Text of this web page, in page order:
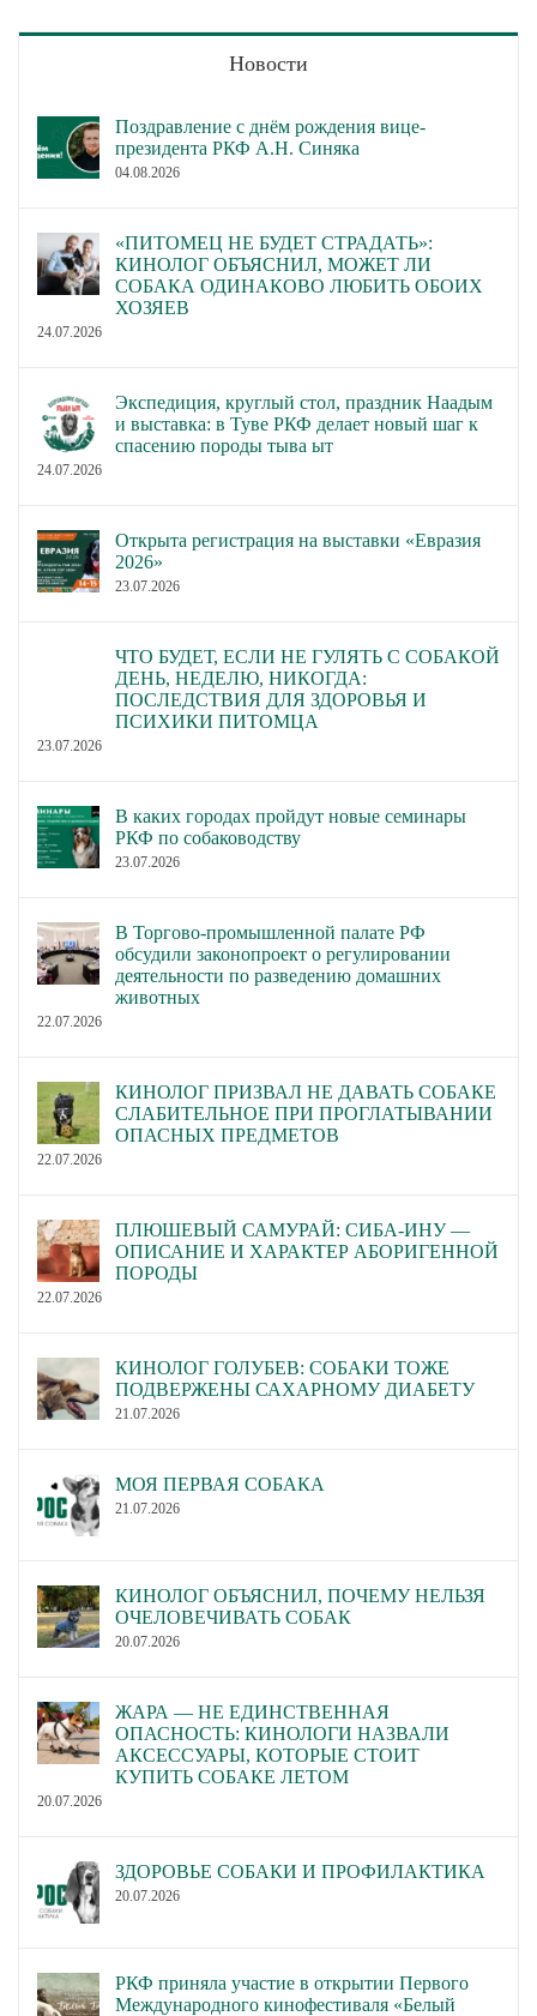
Новости
Поздравление с днём рождения вице-
президента РКФ А.Н. Синяка
04.08.2026
«ПИТОМЕЦ НЕ БУДЕТ СТРАДАТЬ»:
КИНОЛОГ ОБЪЯСНИЛ, МОЖЕТ ЛИ
СОБАКА ОДИНАКОВО ЛЮБИТЬ ОБОИХ
ХОЗЯЕВ
24.07.2026
Экспедиция, круглый стол, праздник Наадым
и выставка: в Туве РКФ делает новый шаг к
спасению породы тыва ыт
24.07.2026
Открыта регистрация на выставки «Евразия
2026»
23.07.2026
ЧТО БУДЕТ, ЕСЛИ НЕ ГУЛЯТЬ С СОБАКОЙ
ДЕНЬ, НЕДЕЛЮ, НИКОГДА:
ПОСЛЕДСТВИЯ ДЛЯ ЗДОРОВЬЯ И
ПСИХИКИ ПИТОМЦА
23.07.2026
В каких городах пройдут новые семинары
РКФ по собаководству
23.07.2026
В Торгово-промышленной палате РФ
обсудили законопроект о регулировании
деятельности по разведению домашних
животных
22.07.2026
КИНОЛОГ ПРИЗВАЛ НЕ ДАВАТЬ СОБАКЕ
СЛАБИТЕЛЬНОЕ ПРИ ПРОГЛАТЫВАНИИ
ОПАСНЫХ ПРЕДМЕТОВ
22.07.2026
ПЛЮШЕВЫЙ САМУРАЙ: СИБА-ИНУ —
ОПИСАНИЕ И ХАРАКТЕР АБОРИГЕННОЙ
ПОРОДЫ
22.07.2026
КИНОЛОГ ГОЛУБЕВ: СОБАКИ ТОЖЕ
ПОДВЕРЖЕНЫ САХАРНОМУ ДИАБЕТУ
21.07.2026
МОЯ ПЕРВАЯ СОБАКА
21.07.2026
КИНОЛОГ ОБЪЯСНИЛ, ПОЧЕМУ НЕЛЬЗЯ
ОЧЕЛОВЕЧИВАТЬ СОБАК
20.07.2026
ЖАРА — НЕ ЕДИНСТВЕННАЯ
ОПАСНОСТЬ: КИНОЛОГИ НАЗВАЛИ
АКСЕССУАРЫ, КОТОРЫЕ СТОИТ
КУПИТЬ СОБАКЕ ЛЕТОМ
20.07.2026
ЗДОРОВЬЕ СОБАКИ И ПРОФИЛАКТИКА
20.07.2026
РКФ приняла участие в открытии Первого
Международного кинофестиваля «Белый